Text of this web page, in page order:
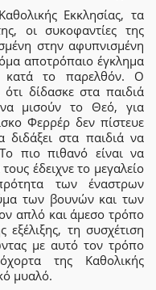
Εκκλησίας, τα
οι συκοφαντίες της
στην αφυπνισμένη
αποτρόπαιο έγκλημα
κατά το παρελθόν. Ο
δίδασκε στα παιδιά
-να μισούν το Θεό, για
Φερρέρ δεν πίστευε
στα παιδιά να
πιο πιθανό είναι να
έδειχνε το μεγαλείο
των έναστρων
των βουνών και των
απλό και άμεσο τρόπο
τη συσχέτιση
με αυτό τον τρόπο
της Καθολικής
μυαλό.